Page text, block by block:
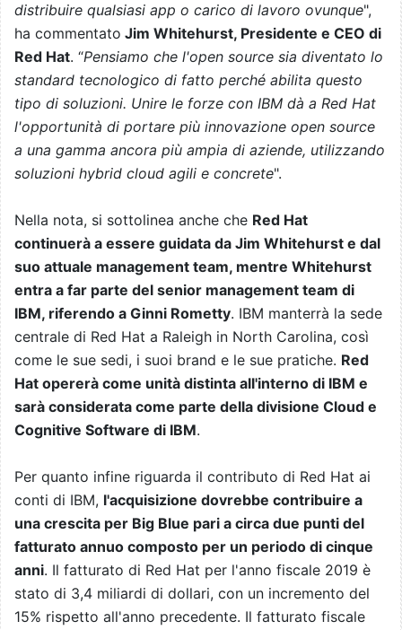
distribuire qualsiasi app o carico di lavoro ovunque",
ha commentato Jim Whitehurst, Presidente e CEO di
Red Hat. “Pensiamo che l'open source sia diventato lo
standard tecnologico di fatto perché abilita questo
tipo di soluzioni. Unire le forze con IBM dà a Red Hat
l'opportunità di portare più innovazione open source
a una gamma ancora più ampia di aziende, utilizzando
soluzioni hybrid cloud agili e concrete".
Nella nota, si sottolinea anche che Red Hat
continuerà a essere guidata da Jim Whitehurst e dal
suo attuale management team, mentre Whitehurst
entra a far parte del senior management team di
IBM, riferendo a Ginni Rometty. IBM manterrà la sede
centrale di Red Hat a Raleigh in North Carolina, così
come le sue sedi, i suoi brand e le sue pratiche. Red
Hat opererà come unità distinta all'interno di IBM e
sarà considerata come parte della divisione Cloud e
Cognitive Software di IBM.
Per quanto infine riguarda il contributo di Red Hat ai
conti di IBM, l'acquisizione dovrebbe contribuire a
una crescita per Big Blue pari a circa due punti del
fatturato annuo composto per un periodo di cinque
anni. Il fatturato di Red Hat per l'anno fiscale 2019 è
stato di 3,4 miliardi di dollari, con un incremento del
15% rispetto all'anno precedente. Il fatturato fiscale